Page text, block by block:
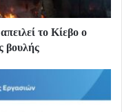
το Κίεβο ο
βουλής